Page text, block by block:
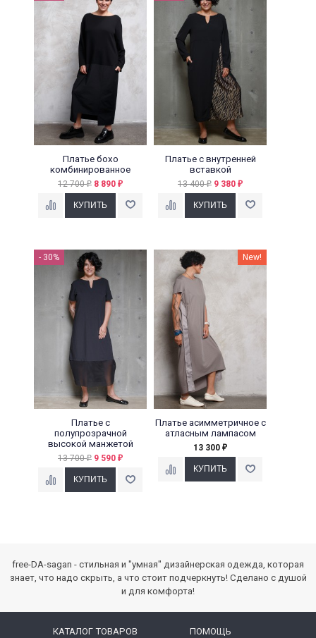
Платье бохо
комбинированное
12 700₽ 8 890 ₽
Платье с внутренней
вставкой
13 400₽ 9 380 ₽
- 30%
Платье с
полупрозрачной
высокой манжетой
13 700₽ 9 590 ₽
New!
Платье асимметричное с
атласным лампасом
13 300 ₽
free-DA-sagan - стильная и "умная" дизайнерская одежда, которая
знает, что надо скрыть, а что стоит подчеркнуть! Сделано с душой
и для комфорта!
КАТАЛОГ ТОВАРОВ ПОМОЩЬ